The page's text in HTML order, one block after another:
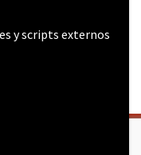
y scripts externos